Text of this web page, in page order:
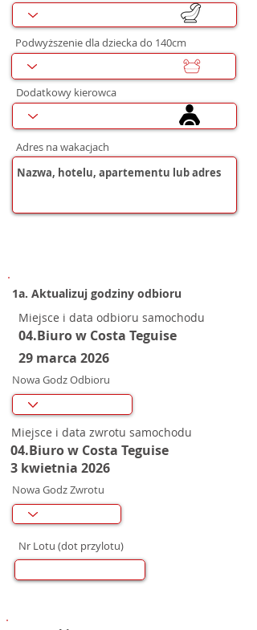
Podwyższenie dla dziecka do 140cm
Dodatkowy kierowca
Adres na wakacjach
1a. Aktualizuj godziny odbioru
Miejsce i data odbioru samochodu
04.Biuro w Costa Teguise
29 marca 2026
Nowa Godz Odbioru
Miejsce i data zwrotu samochodu
04.Biuro w Costa Teguise
3 kwietnia 2026
Nowa Godz Zwrotu
Nr Lotu (dot przylotu)